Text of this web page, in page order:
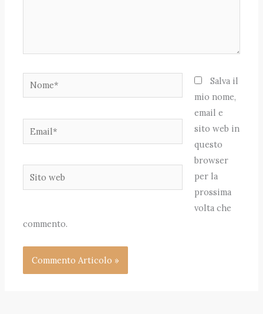
Nome*
Email*
Sito
web
Salva il
mio nome,
email e
sito web in
questo
browser
per la
prossima
volta che
commento.